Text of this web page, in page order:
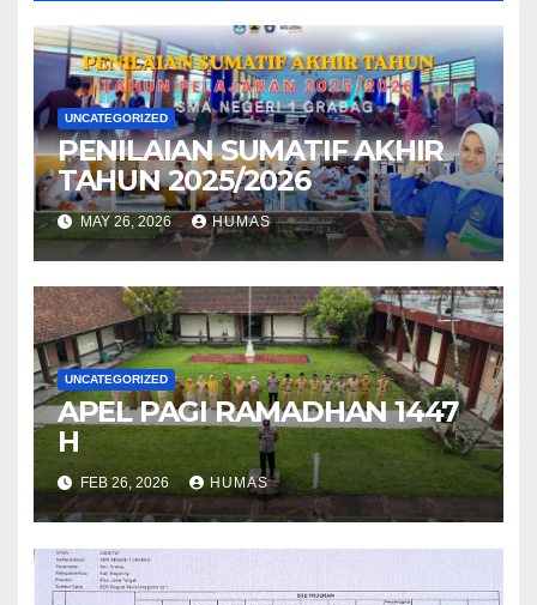
UNCATEGORIZED
PENILAIAN SUMATIF AKHIR
TAHUN 2025/2026
MAY 26, 2026 HUMAS
UNCATEGORIZED
APEL PAGI RAMADHAN 1447
H
FEB 26, 2026 HUMAS